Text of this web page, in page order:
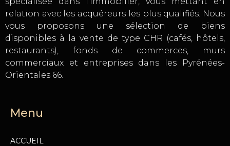
relation avec les acquéreurs les plus qualifiés. Nous
vous proposons une sélection de biens
disponibles à la vente de type CHR (cafés, hôtels,
restaurants), fonds de commerces, murs
commerciaux et entreprises dans les Pyrénées-
Orientales 66.
Menu
ACCUEIL